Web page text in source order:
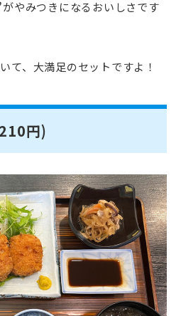
がやみつきになるおいしさです
て、大満足のセットですよ！
円)